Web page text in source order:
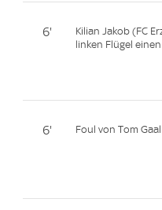
6'
Kilian Jakob (FC
linken Flügel
6' Foul von Tom Gaal